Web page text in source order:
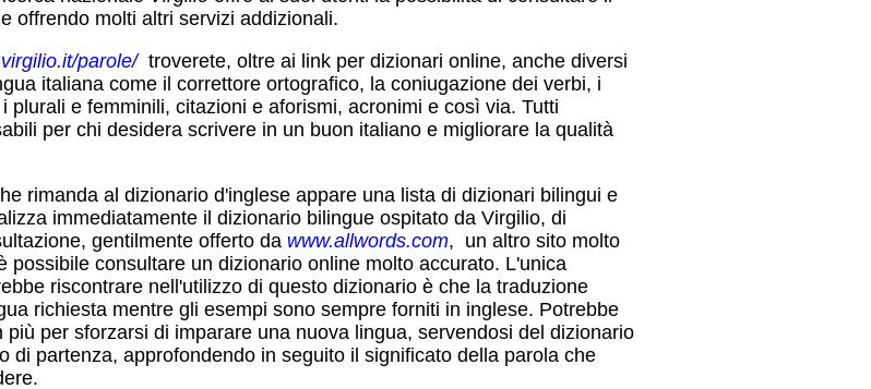
offrendo molti altri servizi addizionali.
parole/troverete, oltre ai link per dizionari online, anche diversi
italiana come il correttore ortografico, la coniugazione dei verbi, i
plurali e femminili, citazioni e aforismi, acronimi e così via. Tutti
per chi desidera scrivere in un buon italiano e migliorare la qualità
rimanda al dizionario d'inglese appare una lista di dizionari bilingui e
immediatamente il dizionario bilingue ospitato da Virgilio, di
gentilmente offerto da www.allwords.com, un altro sito molto
possibile consultare un dizionario online molto accurato. L'unica
riscontrare nell'utilizzo di questo dizionario è che la traduzione
richiesta mentre gli esempi sono sempre forniti in inglese. Potrebbe
più per sforzarsi di imparare una nuova lingua, servendosi del dizionario
di partenza, approfondendo in seguito il significato della parola che